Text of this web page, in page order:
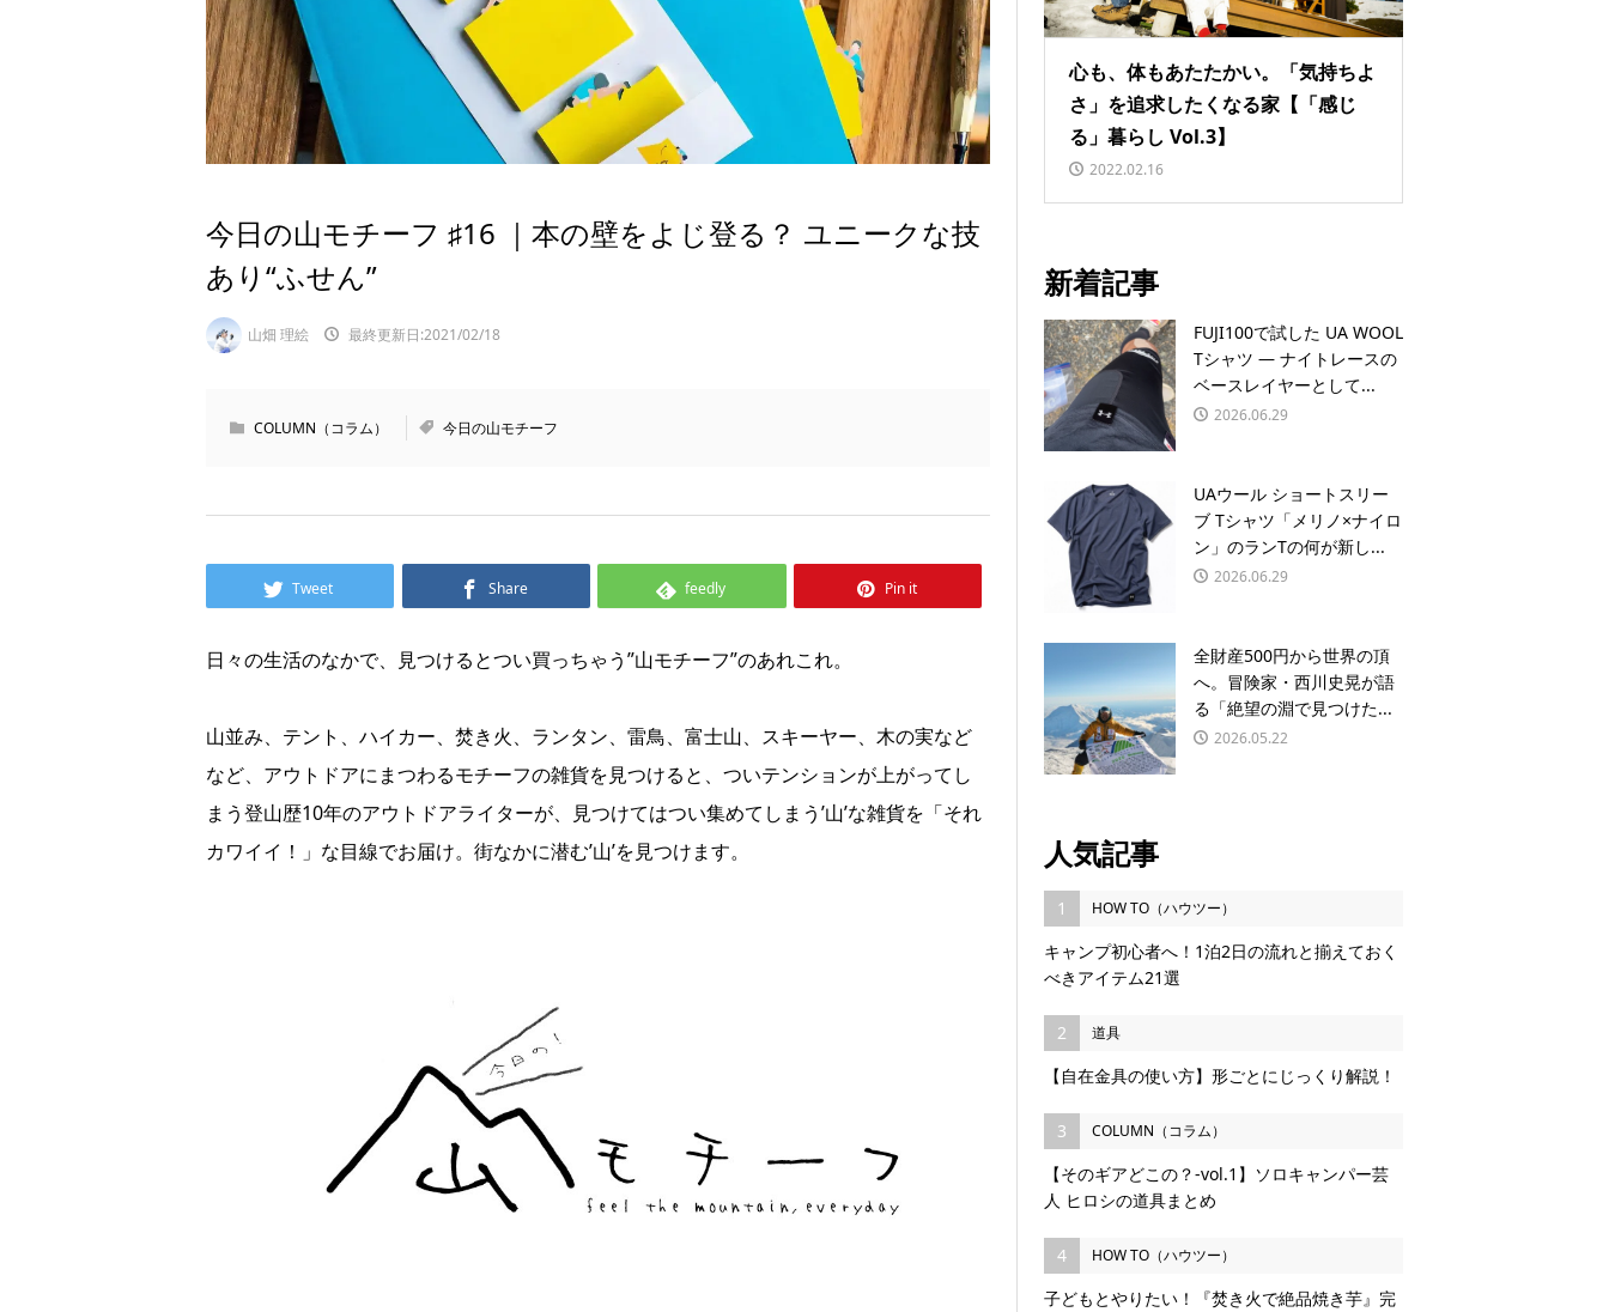
今日の山モチーフ ♯16 ｜本の壁をよじ登る？ ユニークな技
あり“ふせん”
山畑 理絵 最終更新日:2021/02/18
COLUMN（コラム） 今日の山モチーフ
Tweet Share feedly Pin it
日々の生活のなかで、見つけるとつい買っちゃう”山モチーフ”のあれこれ。
山並み、テント、ハイカー、焚き火、ランタン、雷鳥、富士山、スキーヤー、木の実など
など、アウトドアにまつわるモチーフの雑貨を見つけると、ついテンションが上がってし
まう登山歴10年のアウトドアライターが、見つけてはつい集めてしまう’山’な雑貨を「それ
カワイイ！」な目線でお届け。街なかに潜む’山’を見つけます。
心も、体もあたたかい。「気持ちよ
さ」を追求したくなる家【「感じ
る」暮らし Vol.3】
2022.02.16
新着記事
FUJI100で試した UA WOOL
Tシャツ — ナイトレースの
ベースレイヤーとして...
2026.06.29
UAウール ショートスリー
ブ Tシャツ「メリノ×ナイロ
ン」のランTの何が新し...
2026.06.29
全財産500円から世界の頂
へ。冒険家・西川史晃が語
る「絶望の淵で見つけた...
2026.05.22
人気記事
1 HOW TO（ハウツー）
キャンプ初心者へ！1泊2日の流れと揃えておく
べきアイテム21選
2 道具
【自在金具の使い方】形ごとにじっくり解説！
3 COLUMN（コラム）
【そのギアどこの？-vol.1】ソロキャンパー芸
人 ヒロシの道具まとめ
4 HOW TO（ハウツー）
子どもとやりたい！『焚き火で絶品焼き芋』完